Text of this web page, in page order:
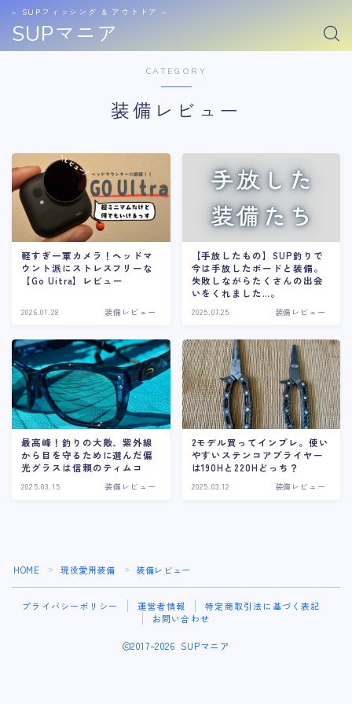
SUPマニア
− SUPフィッシング & アウトドア −
CATEGORY
装備レビュー
軽すぎ一軍カメラ！ヘッドマ
ウント派にストレスフリーな
【Go Uitra】レビュー
2026.01.28 装備レビュー
【手放したもの】SUP釣りで
今は手放したボードと装備。
失敗しながらたくさんの出会
いをくれました…。
2025.07.25 装備レビュー
最高峰！釣りの大敵、紫外線
から目を守るために選んだ偏
光グラスは信頼のティムコ
2025.03.15 装備レビュー
2モデル買ってインプレ。使い
やすいステンコアプライヤー
は190Hと220Hどっち？
2025.03.12 装備レビュー
HOME ＞ 現役愛用装備 ＞ 装備レビュー
プライバシーポリシー 運営者情報
特定商取引法に基づく表記
お問い合わせ
2017–2026 SUPマニア